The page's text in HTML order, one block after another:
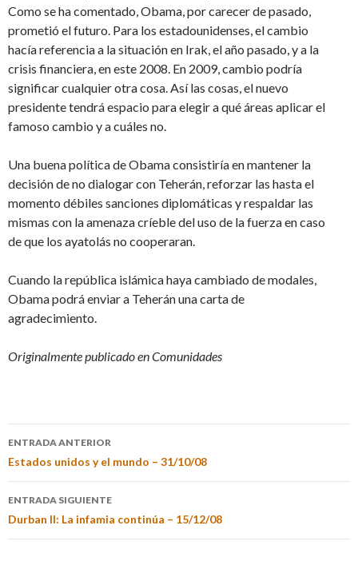
Como se ha comentado, Obama, por carecer de pasado,
prometió el futuro. Para los estadounidenses, el cambio
hacía referencia a la situación en Irak, el año pasado, y a la
crisis financiera, en este 2008. En 2009, cambio podría
significar cualquier otra cosa. Así las cosas, el nuevo
presidente tendrá espacio para elegir a qué áreas aplicar el
famoso cambio y a cuáles no.
Una buena política de Obama consistiría en mantener la
decisión de no dialogar con Teherán, reforzar las hasta el
momento débiles sanciones diplomáticas y respaldar las
mismas con la amenaza críeble del uso de la fuerza en caso
de que los ayatolás no cooperaran.
Cuando la república islámica haya cambiado de modales,
Obama podrá enviar a Teherán una carta de
agradecimiento.
Originalmente publicado en Comunidades
ENTRADA ANTERIOR
Estados unidos y el mundo – 31/10/08
ENTRADA SIGUIENTE
Durban II: La infamia continúa – 15/12/08